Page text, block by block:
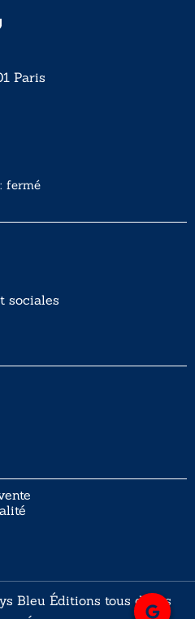
Paris
fermé
sociales
Bleu Éditions tous droits